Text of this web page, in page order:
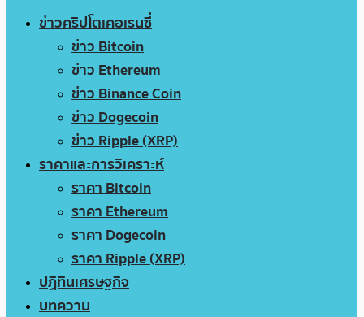
ข่าวคริปโตเคอเรนซี่
ข่าว Bitcoin
ข่าว Ethereum
ข่าว Binance Coin
ข่าว Dogecoin
ข่าว Ripple (XRP)
ราคาและการวิเคราะห์
ราคา Bitcoin
ราคา Ethereum
ราคา Dogecoin
ราคา Ripple (XRP)
ปฏิทินเศรษฐกิจ
บทความ